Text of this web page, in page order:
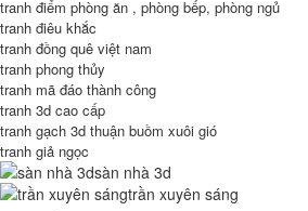
tranh điểm phòng ăn , phòng bếp, phòng ngủ
tranh điêu khắc
tranh đồng quê việt nam
tranh phong thủy
tranh mã đáo thành công
tranh 3d cao cấp
tranh gạch 3d thuận buồm xuôi gió
tranh giả ngọc
sàn nhà 3d
trần xuyên sáng